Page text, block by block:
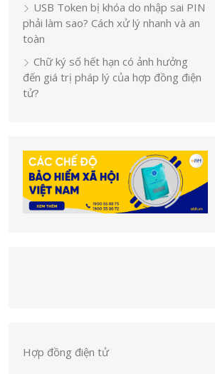
USB Token bị khóa do nhập sai PIN
phải làm sao? Cách xử lý nhanh và an
toàn
Chữ ký số hết hạn có ảnh hưởng
đến giá trị pháp lý của hợp đồng điện
tử?
Hợp đồng điện tử